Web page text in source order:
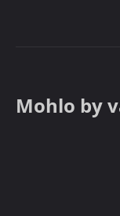
Mohlo by